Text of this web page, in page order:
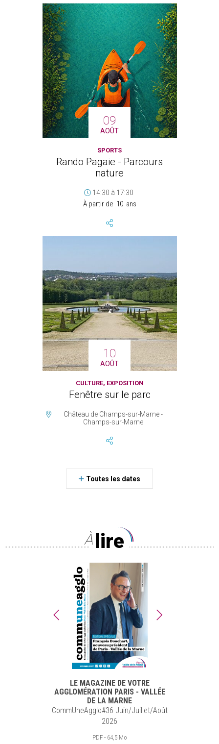
09
AOÛT
SPORTS
Rando Pagaie - Parcours
nature
14:30 à 17:30
À partir de 10 ans
10
AOÛT
CULTURE, EXPOSITION
Fenêtre sur le parc
Château de Champs-sur-Marne -
Champs-sur-Marne
Toutes les dates
À lire
LE MAGAZINE DE VOTRE
AGGLOMÉRATION PARIS - VALLÉE
DE LA MARNE
CommUneAgglo#36 Juin/Juillet/Août
2026
PDF - 64,5 Mo